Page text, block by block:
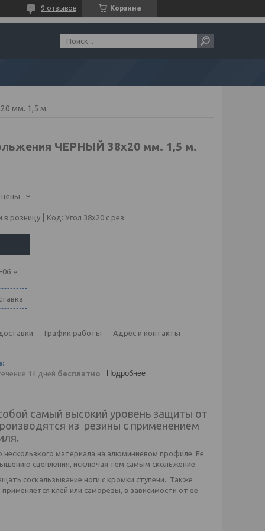
Корзина
9 отзывов
мм. 1,5 м.
ЧЕРНЫЙ 38х20 мм. 1,5 м.
цены
в розницу Код: Угол 38х20 с рез
06
График работы Адрес и контакты
14 дней бесплатно Подробнее
самый высокий уровень защиты от
из резины с применением
нескользкого материала на алюминиевом профиле. Ее
сцепления, исключая тем самым скольжение.
соскальзывание ноги с кромки ступени. Также
клей или саморезы, в зависимости от ее